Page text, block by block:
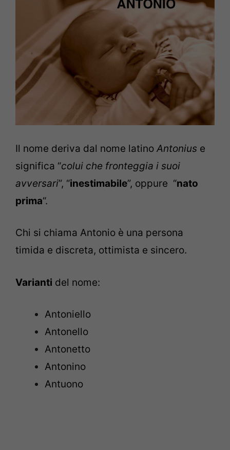
Il nome deriva dal nome latino Antonius e
significa “colui che fronteggia i suoi
avversari”, “inestimabile”, oppure “nato
prima“.
Chi si chiama Antonio è una persona
timida e discreta, ottimista e sincero.
Varianti del nome:
Antoniello
Antonello
Antonetto
Antonino
Antuono